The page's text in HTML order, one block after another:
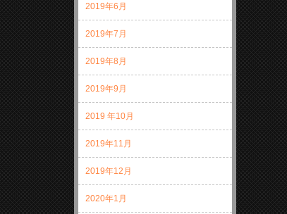
2019年6月
2019年7月
2019年8月
2019年9月
2019 年10月
2019年11月
2019年12月
2020年1月